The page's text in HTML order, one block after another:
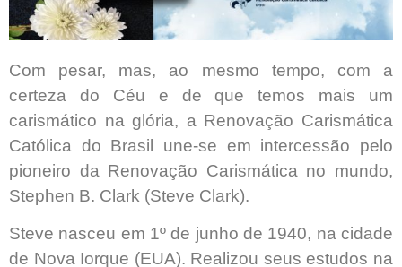
Com pesar, mas, ao mesmo tempo, com a
certeza do Céu e de que temos mais um
carismático na glória, a Renovação Carismática
Católica do Brasil une-se em intercessão pelo
pioneiro da Renovação Carismática no mundo,
Stephen B. Clark (Steve Clark).
Steve nasceu em 1º de junho de 1940, na cidade
de Nova Iorque (EUA). Realizou seus estudos na